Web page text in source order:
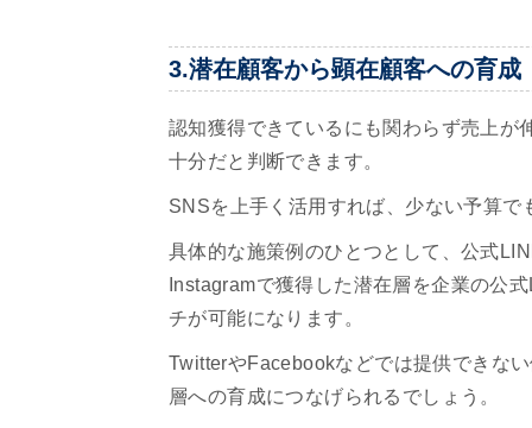
3.潜在顧客から顕在顧客への育成
認知獲得できているにも関わらず売上が
十分だと判断できます。
SNSを上手く活用すれば、少ない予算で
具体的な施策例のひとつとして、公式
Instagramで獲得した潜在層を企業の公
チが可能になります。
TwitterやFacebookなどでは提供できな
層への育成につなげられるでしょう。